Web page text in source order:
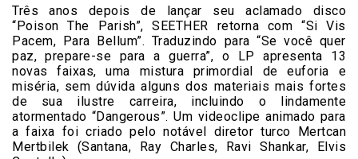
Três anos depois de lançar seu aclamado disco
“Poison The Parish”, SEETHER retorna com “Si Vis
Pacem, Para Bellum”. Traduzindo para “Se você quer
paz, prepare-se para a guerra”, o LP apresenta 13
novas faixas, uma mistura primordial de euforia e
miséria, sem dúvida alguns dos materiais mais fortes
de sua ilustre carreira, incluindo o lindamente
atormentado “Dangerous”. Um videoclipe animado para
a faixa foi criado pelo notável diretor turco Mertcan
Mertbilek (Santana, Ray Charles, Ravi Shankar, Elvis